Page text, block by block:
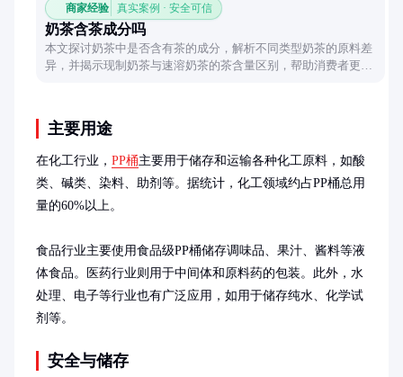
商家经验 真实案例 · 安全可信
奶茶含茶成分吗
本文探讨奶茶中是否含有茶的成分，解析不同类型奶茶的原料差
异，并揭示现制奶茶与速溶奶茶的茶含量区别，帮助消费者更清
主要用途
在化工行业， PP桶主要用于储存和运输各种化工原料，如酸
类、碱类、染料、助剂等。据统计，化工领域约占PP桶总用
量的60%以上。
食品行业主要使用食品级PP桶储存调味品、果汁、酱料等液
体食品。医药行业则用于中间体和原料药的包装。此外，水
处理、电子等行业也有广泛应用，如用于储存纯水、化学试
剂等。
安全与储存